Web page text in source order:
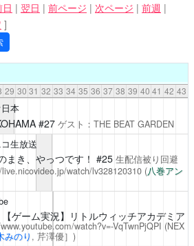
| 翌日 | 前ページ | 次ページ | 前週 |
]
29 30 31 32 33 34 35 36 37 38 39 40 41 42 43
本
#27 ゲスト：THE BEAT GARDEN
生放送
まき、やっつです！ #25 生配信被り回避
watch/lv328120310 (八巻アン
ゲーム実況】リトルウィッチアカデミア
watch?v=-VqTwnPjQPI (NEX
みのり , 芹澤優］)